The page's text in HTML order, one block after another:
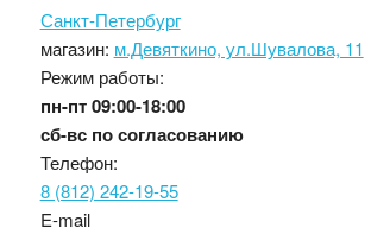
Санкт-Петербург
магазин: м.Девяткино, ул.Шувалова, 11
Режим работы:
пн-пт09:00-18:00
сб-вс по согласованию
Телефон:
8 (812) 242-19-55
E-mail